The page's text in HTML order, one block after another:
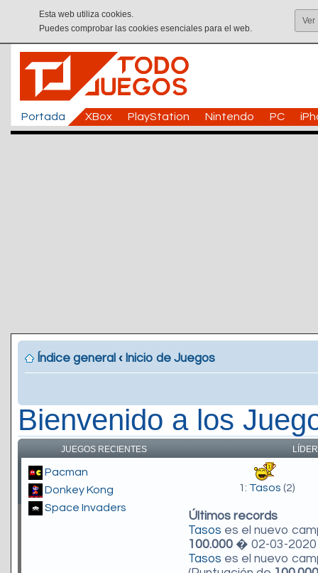
Esta web utiliza cookies.
Puedes comprobar las cookies esenciales para el web.
Ver
Portada XBox PlayStation Nintendo PC
Índice general ‹ Inicio de Juegos
Bienvenido a los
JUEGOS RECIENTES
Pacman
Donkey Kong
Space Invaders
1: Tasos (2)
Últimos records
Tasos es el nuevo
100.000 � 02-03-2020
Tasos es el nuevo